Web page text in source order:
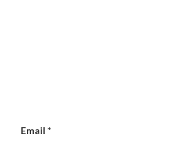
Email *